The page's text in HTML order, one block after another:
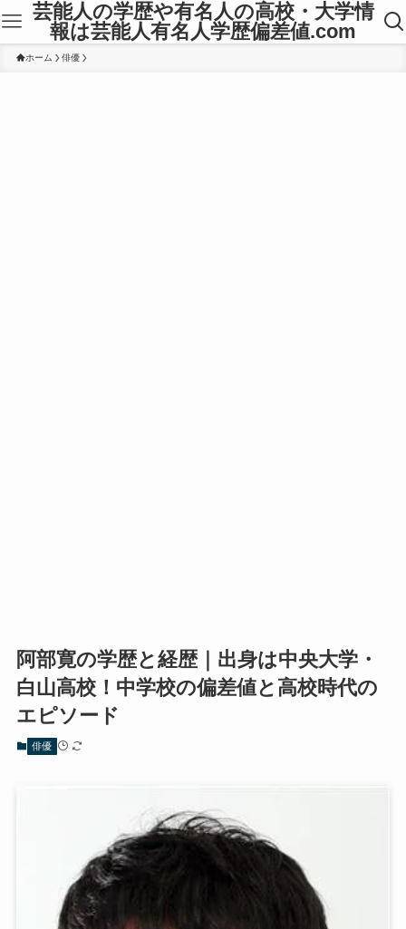
芸能人の学歴や有名人の高校・大学情
報は芸能人有名人学歴偏差値.com
ホーム 俳優
阿部寛の学歴と経歴｜出身は中央大学・
白山高校！中学校の偏差値と高校時代の
エピソード
俳優